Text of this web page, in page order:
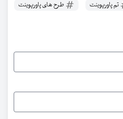
تم پاورپوینت
طرح های پاورپوینت